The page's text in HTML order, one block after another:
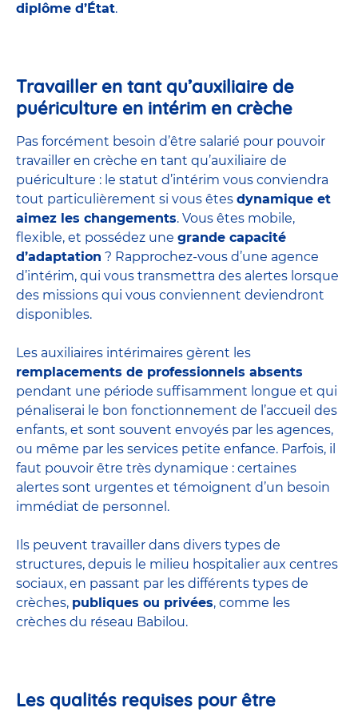
diplôme d’État.
Travailler en tant qu’auxiliaire de
puériculture en intérim en crèche
Pas forcément besoin d’être salarié pour pouvoir
travailler en crèche en tant qu’auxiliaire de
puériculture : le statut d’intérim vous conviendra
tout particulièrement si vous êtes dynamique et
aimez les changements. Vous êtes mobile,
flexible, et possédez une grande capacité
d’adaptation ? Rapprochez-vous d’une agence
d’intérim, qui vous transmettra des alertes lorsque
des missions qui vous conviennent deviendront
disponibles.
Les auxiliaires intérimaires gèrent les
remplacements de professionnels absents
pendant une période suffisamment longue et qui
pénaliserai le bon fonctionnement de l’accueil des
enfants, et sont souvent envoyés par les agences,
ou même par les services petite enfance. Parfois, il
faut pouvoir être très dynamique : certaines
alertes sont urgentes et témoignent d’un besoin
immédiat de personnel.
Ils peuvent travailler dans divers types de
structures, depuis le milieu hospitalier aux centres
sociaux, en passant par les différents types de
crèches, publiques ou privées, comme les
crèches du réseau Babilou.
Les qualités requises pour être